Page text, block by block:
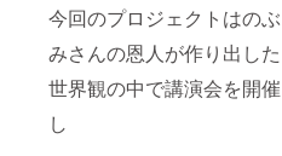
今回のプロジェクトはのぶ
みさんの恩人が作り出した
世界観の中で講演会を開催
し